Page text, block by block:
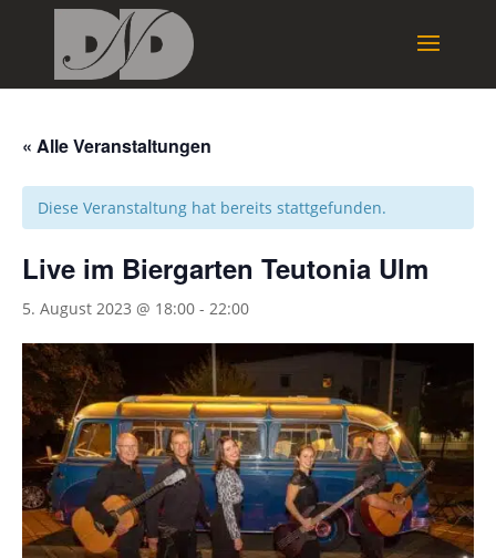
« Alle Veranstaltungen
Diese Veranstaltung hat bereits stattgefunden.
Live im Biergarten Teutonia Ulm
5. August 2023 @ 18:00 - 22:00